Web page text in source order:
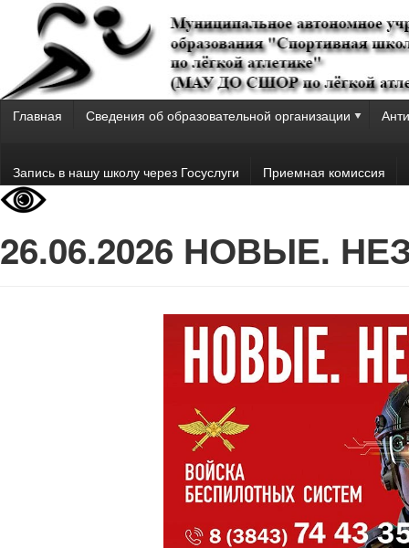
Главная Сведения об образовательной организации
Запись в нашу школу через Госуслуги Приемная комиссия
26.06.2026 НОВЫЕ.